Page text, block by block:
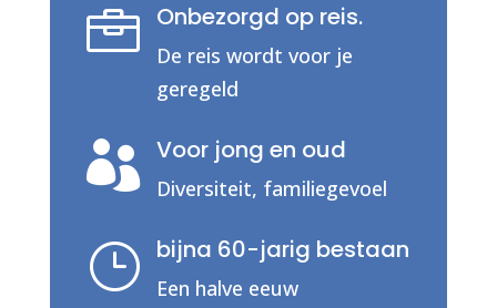
 Onbezorgd op reis.
De reis wordt voor je
geregeld
 Voor jong en oud
Diversiteit, familiegevoel
} bijna 60-jarig bestaan
Een halve eeuw